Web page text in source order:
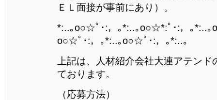
ＥＬ面接が事前にあり）。
*:..｡o○☆ﾟ･:，｡*:..｡o○☆*:ﾟ･:，｡*:..｡
o○☆ﾟ･:，｡*:..｡o○☆ﾟ･:，｡*:..｡
上記は、人材紹介会社大連アテン
ております。
（応募方法）